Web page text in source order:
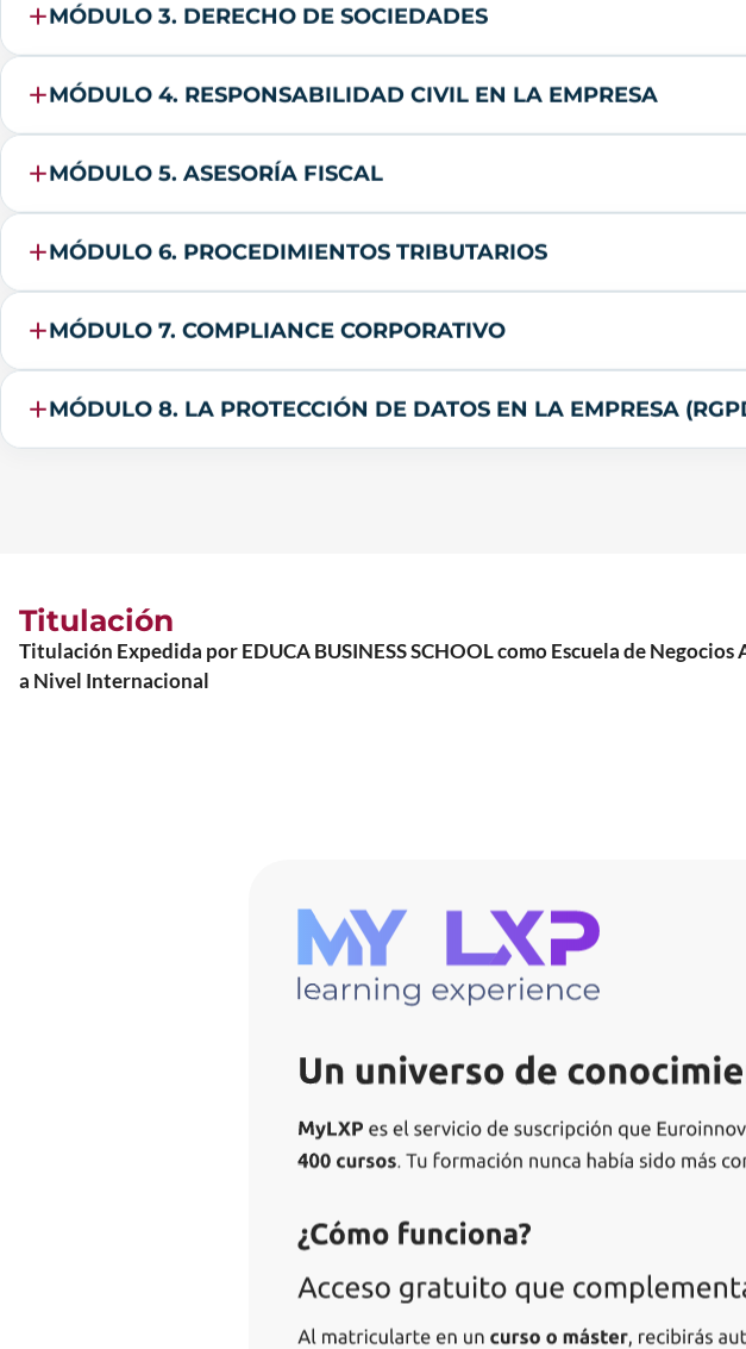
MÓDULO 4. RESPONSABILIDAD CIVIL EN LA EMPRESA
MÓDULO 5. ASESORÍA FISCAL
MÓDULO 6. PROCEDIMIENTOS TRIBUTARIOS
MÓDULO 7. COMPLIANCE CORPORATIVO
MÓDULO 8. LA PROTECCIÓN DE DATOS EN LA EMPRESA
Titulación
Titulación Expedida por EDUCA BUSINESS SCHOOL como Escuela de
a Nivel Internacional